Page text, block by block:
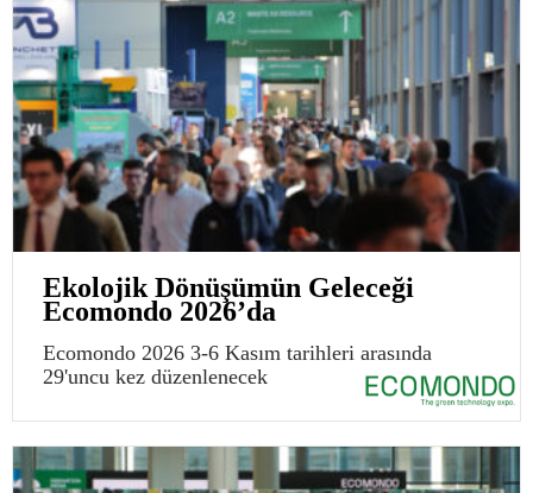
Ekolojik Dönüşümün Geleceği
Ecomondo 2026’da
Ecomondo 2026 3-6 Kasım tarihleri arasında
29'uncu kez düzenlenecek